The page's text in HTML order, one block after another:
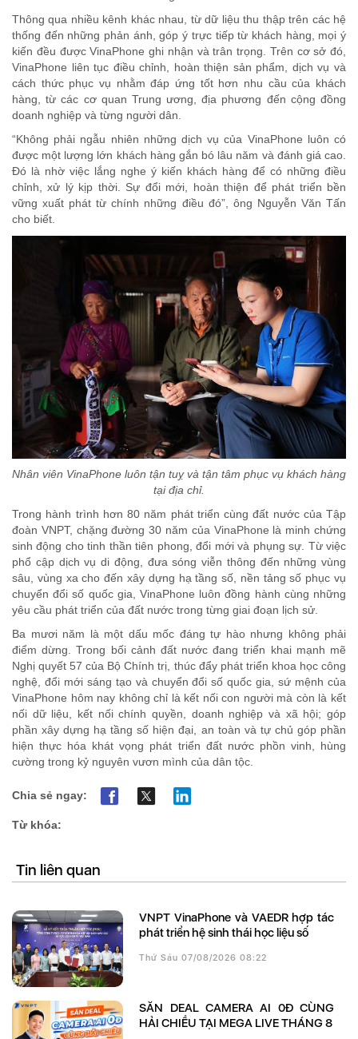
Thông qua nhiều kênh khác nhau, từ dữ liệu thu thập trên các hệ
thống đến những phản ánh, góp ý trực tiếp từ khách hàng, mọi ý
kiến đều được VinaPhone ghi nhận và trân trọng. Trên cơ sở đó,
VinaPhone liên tục điều chỉnh, hoàn thiện sản phẩm, dịch vụ và
cách thức phục vụ nhằm đáp ứng tốt hơn nhu cầu của khách
hàng, từ các cơ quan Trung ương, địa phương đến cộng đồng
doanh nghiệp và từng người dân.
“Không phải ngẫu nhiên những dịch vụ của VinaPhone luôn có
được một lượng lớn khách hàng gắn bó lâu năm và đánh giá cao.
Đó là nhờ việc lắng nghe ý kiến khách hàng để có những điều
chỉnh, xử lý kịp thời. Sự đổi mới, hoàn thiện để phát triển bền
vững xuất phát từ chính những điều đó”, ông Nguyễn Văn Tấn
cho biết.
Nhân viên VinaPhone luôn tận tuỵ và tận tâm phục vụ khách hàng
tại địa chỉ.
Trong hành trình hơn 80 năm phát triển cùng đất nước của Tập
đoàn VNPT, chặng đường 30 năm của VinaPhone là minh chứng
sinh động cho tinh thần tiên phong, đổi mới và phụng sự. Từ việc
phổ cập dịch vụ di động, đưa sóng viễn thông đến những vùng
sâu, vùng xa cho đến xây dựng hạ tầng số, nền tảng số phục vụ
chuyển đổi số quốc gia, VinaPhone luôn đồng hành cùng những
yêu cầu phát triển của đất nước trong từng giai đoạn lịch sử.
Ba mươi năm là một dấu mốc đáng tự hào nhưng không phải
điểm dừng. Trong bối cảnh đất nước đang triển khai mạnh mẽ
Nghị quyết 57 của Bộ Chính trị, thúc đẩy phát triển khoa học công
nghệ, đổi mới sáng tạo và chuyển đổi số quốc gia, sứ mệnh của
VinaPhone hôm nay không chỉ là kết nối con người mà còn là kết
nối dữ liệu, kết nối chính quyền, doanh nghiệp và xã hội; góp
phần xây dựng hạ tầng số hiện đại, an toàn và tự chủ góp phần
hiện thực hóa khát vọng phát triển đất nước phồn vinh, hùng
cường trong kỷ nguyên vươn mình của dân tộc.
Chia sẻ ngay:
Từ khóa:
Tin liên quan
VNPT VinaPhone và VAEDR hợp tác
phát triển hệ sinh thái học liệu số
Thứ Sáu 07/08/2026 08:22
SĂN DEAL CAMERA AI 0Đ CÙNG
HẢI CHIỀU TẠI MEGA LIVE THÁNG 8